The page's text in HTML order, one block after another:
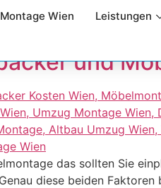
Wien Leistungen
und
das sollten Sie
diese beiden